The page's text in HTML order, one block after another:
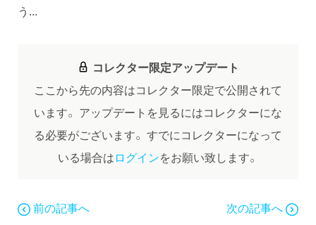
う...
コレクター限定アップデート
ここから先の内容はコレクター限定で公開されて
います。 アップデートを見るにはコレクターにな
る必要がございます。 すでにコレクターになって
いる場合はログインをお願い致します。
前の記事へ 次の記事へ